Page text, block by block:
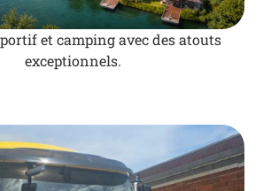
et camping avec des atouts
exceptionnels.